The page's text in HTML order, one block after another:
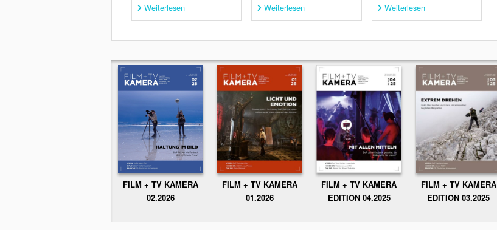
Weiterlesen Weiterlesen Weiterlesen
FILM + TV KAMERA
02.2026
FILM + TV KAMERA
01.2026
FILM + TV KAMERA
EDITION 04.2025
FILM + TV KAMERA
EDITION 03.2025